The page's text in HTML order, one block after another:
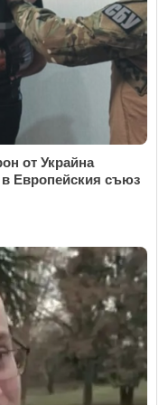
от Украйна
Европейския съюз